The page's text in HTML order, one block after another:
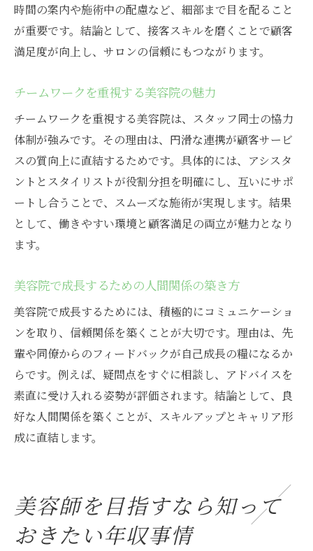
時間の案内や施術中の配慮など、細部まで目を配ること
が重要です。結論として、接客スキルを磨くことで顧客
満足度が向上し、サロンの信頼にもつながります。
チームワークを重視する美容院の魅力
チームワークを重視する美容院は、スタッフ同士の協力
体制が強みです。その理由は、円滑な連携が顧客サービ
スの質向上に直結するためです。具体的には、アシスタ
ントとスタイリストが役割分担を明確にし、互いにサポ
ートし合うことで、スムーズな施術が実現します。結果
として、働きやすい環境と顧客満足の両立が魅力となり
ます。
美容院で成長するための人間関係の築き方
美容院で成長するためには、積極的にコミュニケーショ
ンを取り、信頼関係を築くことが大切です。理由は、先
輩や同僚からのフィードバックが自己成長の糧になるか
らです。例えば、疑問点をすぐに相談し、アドバイスを
素直に受け入れる姿勢が評価されます。結論として、良
好な人間関係を築くことが、スキルアップとキャリア形
成に直結します。
美容師を目指すなら知って
おきたい年収事情